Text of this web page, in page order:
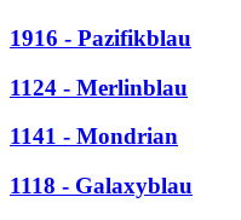
1916 - Pazifikblau
1124 - Merlinblau
1141 - Mondrian
1118 - Galaxyblau